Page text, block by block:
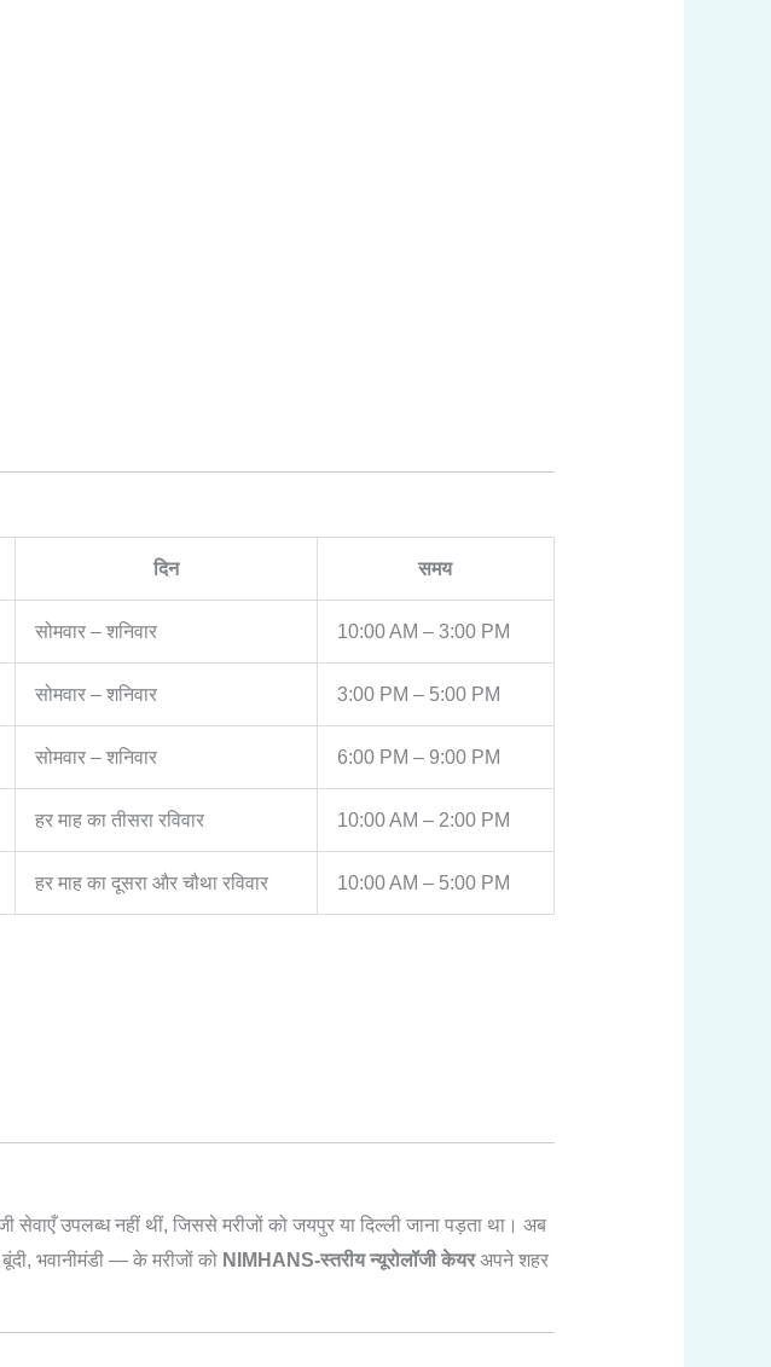
दिन समय
सोमवार – शनिवार 10:00 AM – 3:00 PM
सोमवार – शनिवार 3:00 PM – 5:00 PM
सोमवार – शनिवार 6:00 PM – 9:00 PM
हर माह का तीसरा रविवार 10:00 AM – 2:00 PM
हर माह का दूसरा और चौथा रविवार 10:00 AM – 5:00 PM
उपलब्ध नहीं थीं, जिससे मरीजों को जयपुर या दिल्ली जाना पड़ता था। अब
भवानीमंडी — के मरीजों को NIMHANS-स्तरीय न्यूरोलॉजी केयरअपने शहर